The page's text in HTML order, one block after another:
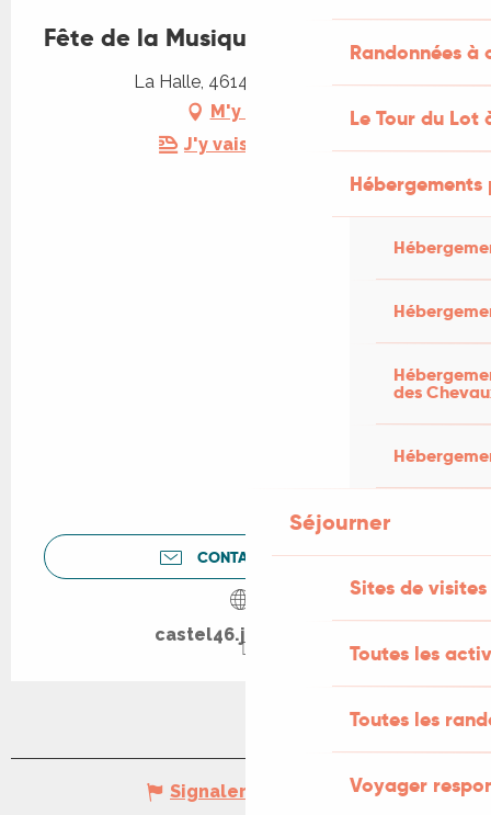
Randonnées
Le Tour du Lot
des
Séjourner
Sites de visites
Toutes les
Toutes les
Voyager
Fête de la Musique à Castelfranc
La Halle, 46140 Castelfranc
M'y rendre
J'y vais en train !
CONTACTEZ-NOUS
castel46.jimdo.com
Signaler une erreur